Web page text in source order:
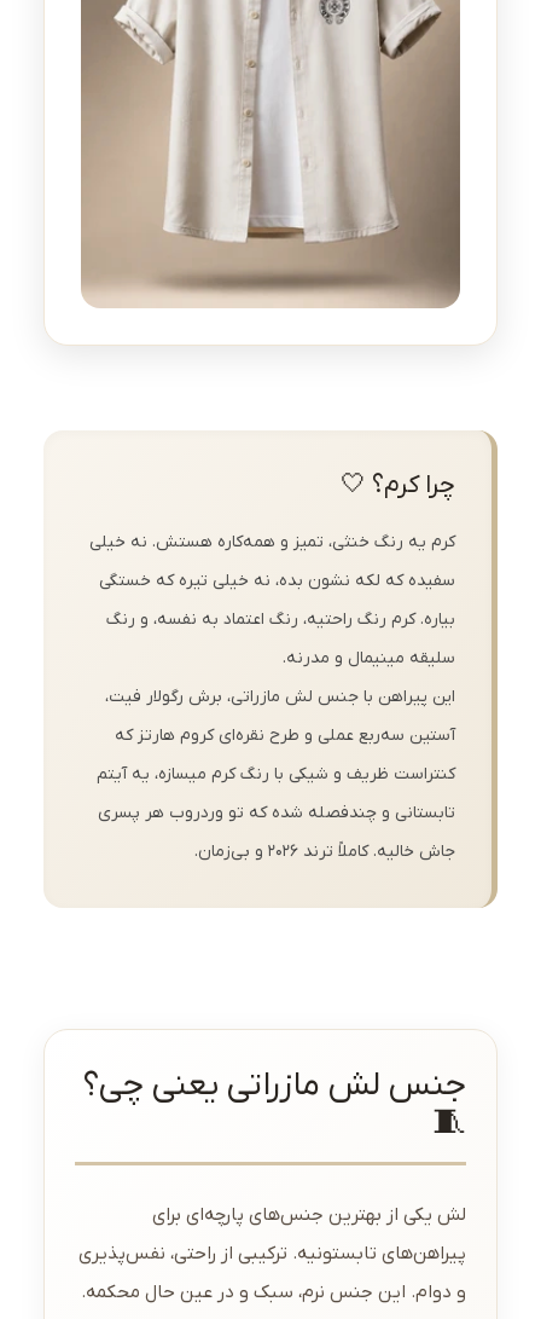
چرا کرم؟ 🤍
کرم یه رنگ خنثی، تمیز و همه‌کاره هستش. نه خیلی
سفیده که لکه نشون بده، نه خیلی تیره که خستگی
بیاره. کرم رنگ راحتیه، رنگ اعتماد به نفسه، و رنگ
سلیقه مینیمال و مدرنه.
این پیراهن با جنس لش مازراتی، برش رگولار فیت،
آستین سه‌ربع عملی و طرح نقره‌ای کروم هارتز که
کنتراست ظریف و شیکی با رنگ کرم میسازه، یه آیتم
تابستانی و چندفصله شده که تو وردروب هر پسری
جاش خالیه. کاملاً ترند ۲۰۲۶ و بی‌زمان.
جنس لش مازراتی یعنی چی؟
🧵
لش یکی از بهترین جنس‌های پارچه‌ای برای
پیراهن‌های تابستونیه. ترکیبی از راحتی، نفس‌پذیری
و دوام. این جنس نرم، سبک و در عین حال محکمه.